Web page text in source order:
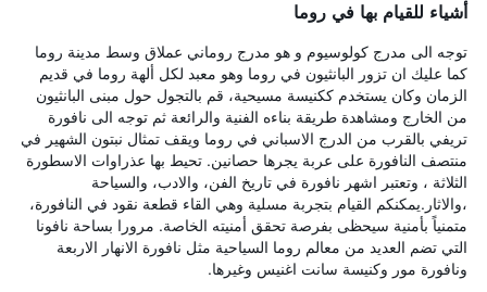
أشياء للقيام بها في روما
توجه الى مدرج كولوسيوم و هو مدرج روماني عملاق وسط مدينة روما
كما عليك ان تزور البانثيون في روما وهو معبد لكل ألهة روما في قديم
الزمان وكان يستخدم ككنيسة مسيحية، قم بالتجول حول مبنى البانثيون
من الخارج ومشاهدة طريقة بناءه الفنية والرائعة ثم توجه الى نافورة
تريفي بالقرب من الدرج الاسباني في روما ويقف تمثال نبتون الشهير في
منتصف النافورة على عربة يجرها حصانين. تحيط بها عذراوات الاسطورة
الثلاثة ، وتعتبر اشهر نافورة في تاريخ الفن، والادب، والسياحة
،والاثار.يمكنكم القيام بتجربة مسلية وهي القاء قطعة نقود في النافورة،
متمنياً بأمنية سيحظى بفرصة تحقق أمنيته الخاصة. مرورا بساحة نافونا
التي تضم العديد من معالم روما السياحية مثل نافورة الانهار الاربعة
ونافورة مور وكنيسة سانت اغنيس وغيرها.